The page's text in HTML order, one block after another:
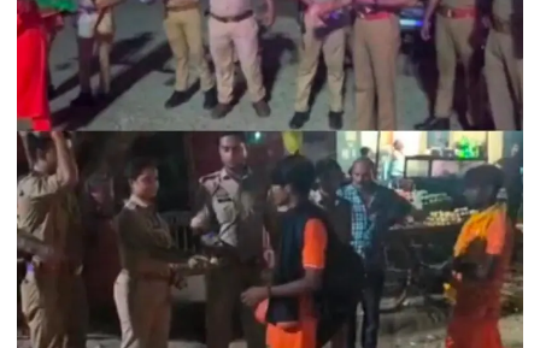
से
युवक
की
दो
घायल
!
दोनों
रेफर